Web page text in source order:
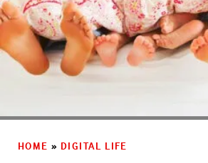
HOME » DIGITAL LIFE